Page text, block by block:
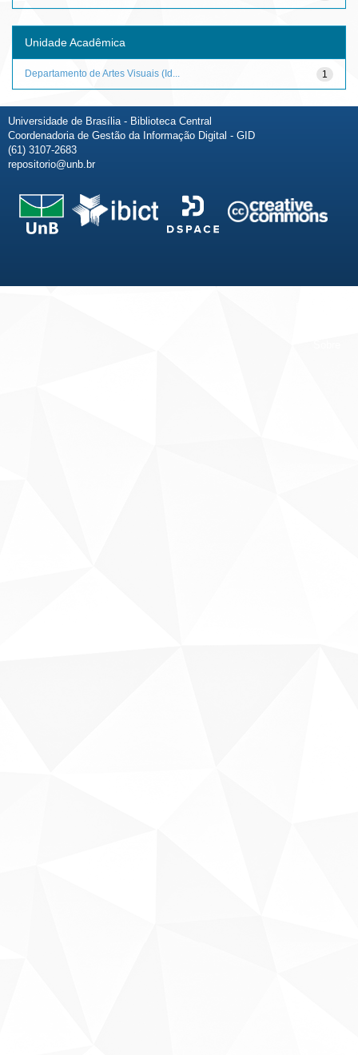
Unidade Acadêmica
1
Departamento de Artes Visuais (Id...
Universidade de Brasília - Biblioteca Central
Coordenadoria de Gestão da Informação Digital - GID
(61) 3107-2683
repositorio@unb.br